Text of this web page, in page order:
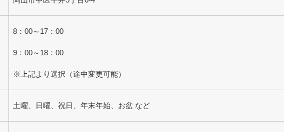
8：00～17：00
9：00～18：00
※上記より選択（途中変更可能）
土曜、日曜、祝日、年末年始、お盆 など